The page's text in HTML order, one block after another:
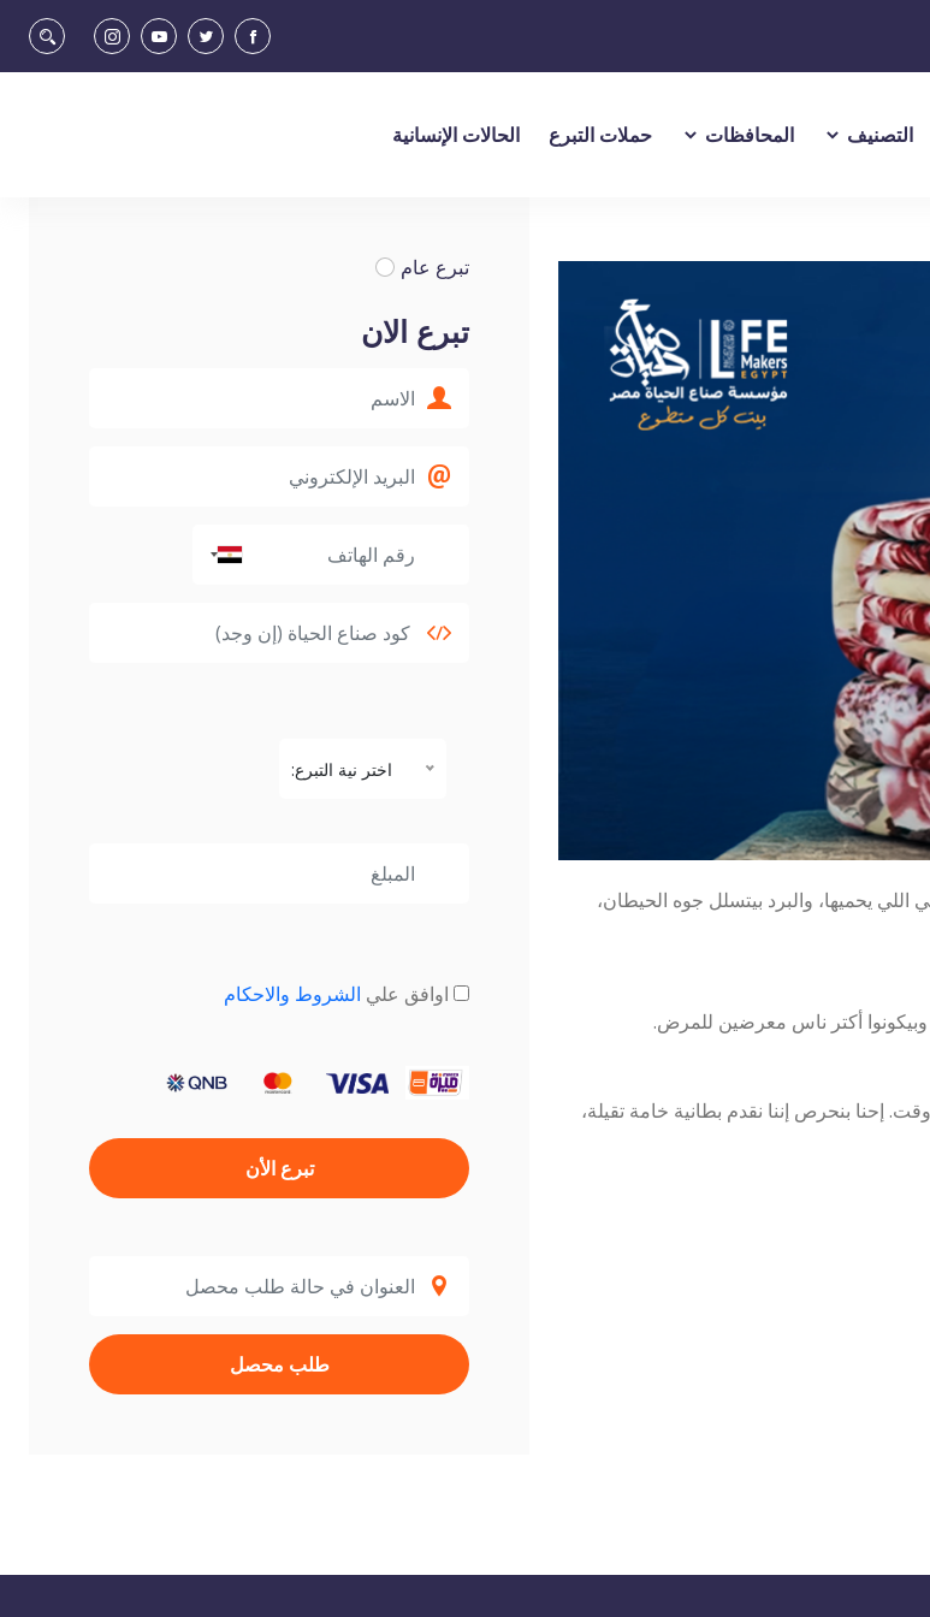
التصنيف المحافظات حملات التبرع الحالات الإنسانية
يحميها، والبرد بيتسلل جوه الحيطان،
وبيكونوا أكتر ناس معرضين للمرض.
بنحرص إننا نقدم بطانية خامة تقيلة،
تبرع عام
تبرع الان
اختر نية التبرع:
اوافق علي الشروط والاحكام
تبرع الأن
طلب محصل